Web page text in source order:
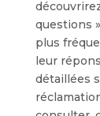
questions
plus
leur
détaillées